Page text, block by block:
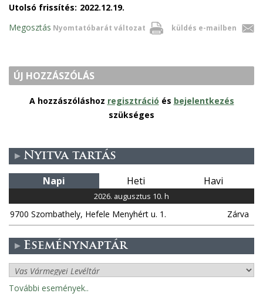
Utolsó frissítés: 2022.12.19.
Nyomtatóbarát változat küldés e-mailben
Megosztás
ÚJ HOZZÁSZÓLÁS
A hozzászóláshoz regisztráció és bejelentkezés
szükséges
Nyitva tartás
Napi Heti Havi
2026. augusztus 10. h
9700 Szombathely, Hefele Menyhért u. 1. Zárva
Eseménynaptár
További események..